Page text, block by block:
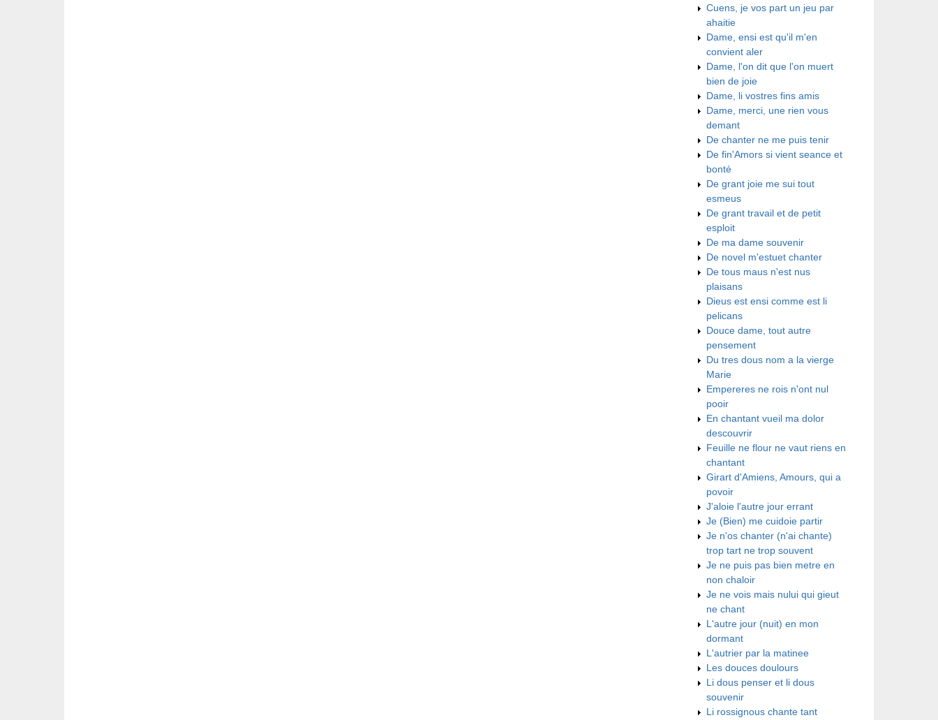
Cuens, je vos part un jeu par
ahaitie
Dame, ensi est qu'il m'en
convient aler
Dame, l'on dit que l'on muert
bien de joie
Dame, li vostres fins amis
Dame, merci, une rien vous
demant
De chanter ne me puis tenir
De fin'Amors si vient seance et
bonté
De grant joie me sui tout
esmeus
De grant travail et de petit
esploit
De ma dame souvenir
De novel m'estuet chanter
De tous maus n'est nus
plaisans
Dieus est ensi comme est li
pelicans
Douce dame, tout autre
pensement
Du tres dous nom a la vierge
Marie
Empereres ne rois n'ont nul
pooir
En chantant vueil ma dolor
descouvrir
Feuille ne flour ne vaut riens en
chantant
Girart d'Amiens, Amours, qui a
povoir
J'aloie l'autre jour errant
Je (Bien) me cuidoie partir
Je n'os chanter (n'ai chante)
trop tart ne trop souvent
Je ne puis pas bien metre en
non chaloir
Je ne vois mais nului qui gieut
ne chant
L'autre jour (nuit) en mon
dormant
L'autrier par la matinee
Les douces doulours
Li dous penser et li dous
souvenir
Li rossignous chante tant